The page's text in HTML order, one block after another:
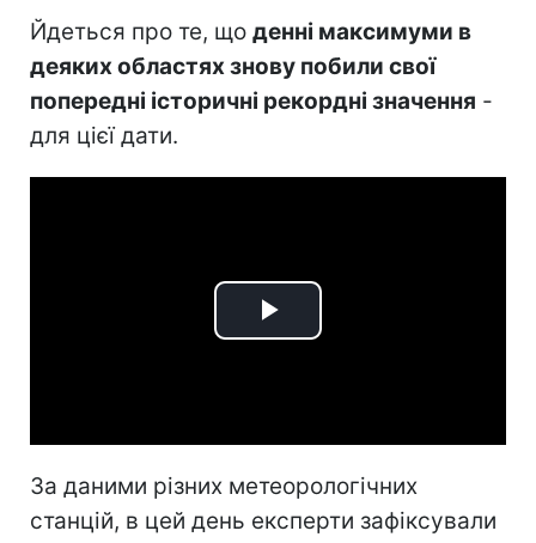
Йдеться про те, що денні максимуми в
деяких областях знову побили свої
попередні історичні рекордні значення -
для цієї дати.
Play
За даними різних метеорологічних
станцій, в цей день експерти зафіксували